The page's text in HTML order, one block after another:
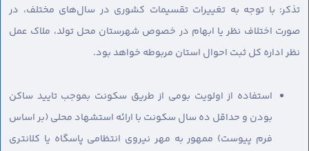
تذکر: با توجه به تغییرات تقسیمات کشوری در سال‌های مختلف، در
صورت اختلاف نظر یا ابهام در خصوص شهرستان محل تولد، ملاک عمل
نظر اداره کل ثبت احوال استان مربوطه خواهد بود.
استفاده از اولویت بومی از طریق سکونت بموجب تایید ساکن
بودن و حداقل ده سال سکونت با ارائه استشهاد محلی (بر اساس
فرم پیوست) ممهور به مهر نیروی انتظامی پاسگاه یا کلانتری